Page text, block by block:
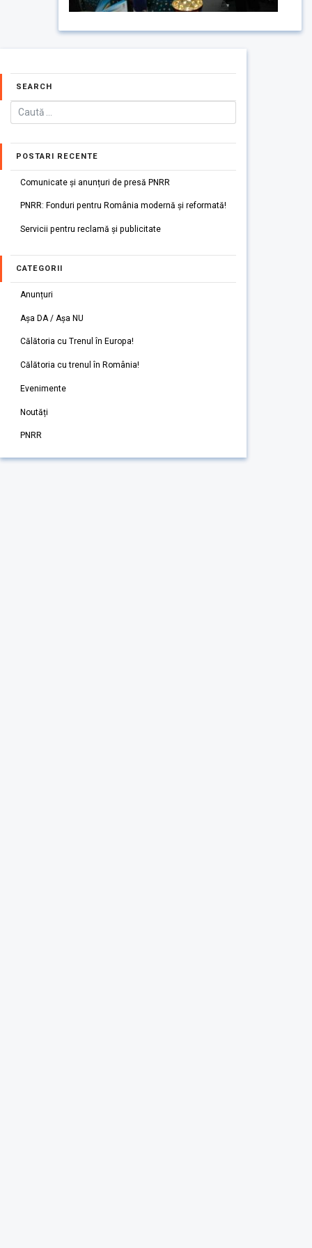
SEARCH
POSTARI RECENTE
Comunicate și anunțuri de presă PNRR
PNRR: Fonduri pentru România modernă și reformată!
Servicii pentru reclamă și publicitate
CATEGORII
Anunțuri
Așa DA / Așa NU
Călătoria cu Trenul în Europa!
Călătoria cu trenul în România!
Evenimente
Noutăți
PNRR